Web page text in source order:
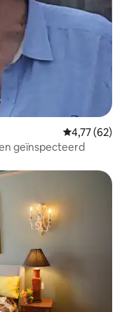
Gemiddelde
4,77 (62)
geïnspecteerd